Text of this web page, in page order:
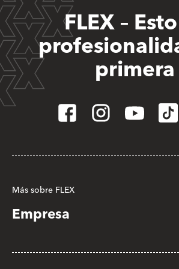
FLEX –
primera
Más sobre FLEX
Empresa